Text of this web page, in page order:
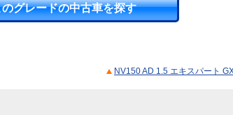
のグレードの中古車を探す
NV150 AD 1.5 エキスパート